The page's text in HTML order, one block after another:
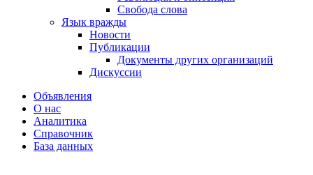
Свобода слова
Язык вражды
Новости
Публикации
Документы других организаций
Дискуссии
Объявления
О нас
Аналитика
Справочник
База данных